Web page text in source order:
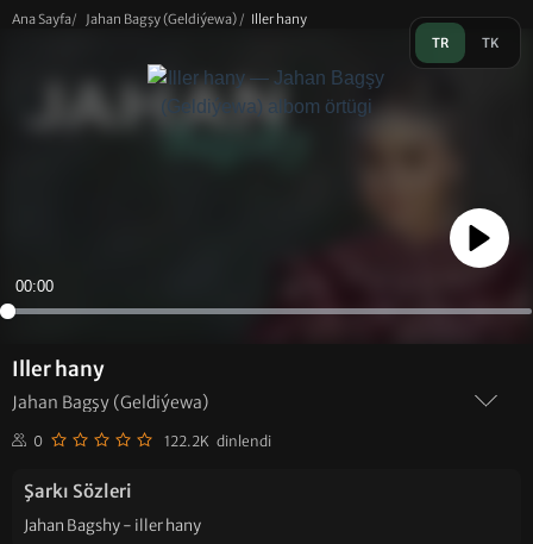
TR TK
Ana Sayfa/ Jahan Bagşy (Geldiýewa) / Iller hany
Iller hany
Jahan Bagşy (Geldiýewa)
0 122.2K dinlendi
Şarkı Sözleri
Jahan Bagshy - iller hany
Play
00:00